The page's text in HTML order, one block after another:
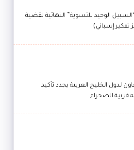
الوحيد للتسوية” النهائية لقضية
تفكير إسباني)
التعاون لدول الخليج العربية يجدد تأكيد
لمغربية الصحراء